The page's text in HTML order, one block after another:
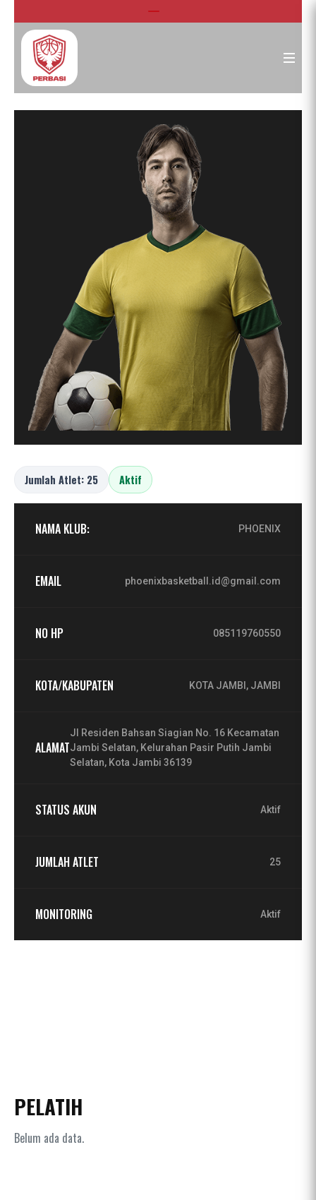
Jumlah Atlet: 25 Aktif
NAMA KLUB: PHOENIX
EMAIL phoenixbasketball.id@gmail.com
NO HP 085119760550
KOTA/KABUPATEN KOTA JAMBI, JAMBI
ALAMAT
Jl Residen Bahsan Siagian No. 16 Kecamatan
Jambi Selatan, Kelurahan Pasir Putih Jambi
Selatan, Kota Jambi 36139
STATUS AKUN Aktif
JUMLAH ATLET 25
MONITORING Aktif
PELATIH
Belum ada data.